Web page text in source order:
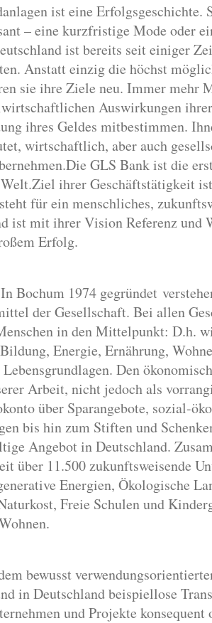
ist eine Erfolgsgeschichte.
– eine kurzfristige Mode oder
ist bereits seit einiger
Anstatt einzig die höchst
sie ihre Ziele neu. Immer mehr
Auswirkungen
ihres Geldes mitbestimmen.
wirtschaftlich, aber auch
GLS Bank ist die
ihrer Geschäftstätigkeit
für ein menschliches,
ist mit ihrer Vision Referenz und
Erfolg.
In Bochum 1974 gegründet
der Gesellschaft. Bei allen
in den Mittelpunkt: D.h.
Energie, Ernährung,
Den
Arbeit, nicht jedoch als
über Sparangebote, sozial-
bis hin zum Stiften und
Angebot in Deutschland.
über 11.500 zukunftsweisende
Energien, Ökologische
Freie Schulen und
bewusst
in Deutschland beispiellose
und Projekte konsequent